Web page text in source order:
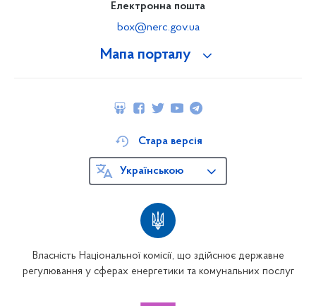
Мапа порталу
Електронна пошта
box@nerc.gov.ua
Власність Національної комісії, що здійснює державне
регулювання у сферах енергетики та комунальних послуг
Стара версія
Українською